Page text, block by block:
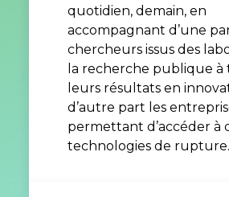
quotidien, demain, en
accompagnant d’une
chercheurs issus des
la recherche publique à
leurs résultats en
d’autre part les
permettant d’accéder à
technologies de rupture.